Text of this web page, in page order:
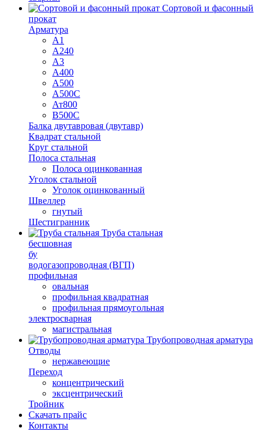
Сортовой и фасонный
прокат
Арматура
А1
А240
А3
А400
А500
А500С
Ат800
В500С
Балка двутавровая (двутавр)
Квадрат стальной
Круг стальной
Полоса стальная
Полоса оцинкованная
Уголок стальной
Уголок оцинкованный
Швеллер
гнутый
Шестигранник
Труба стальная
бесшовная
бу
водогазопроводная (ВГП)
профильная
овальная
профильная квадратная
профильная прямоугольная
электросварная
магистральная
Трубопроводная арматура
Отводы
нержавеющие
Переход
концентрический
эксцентрический
Тройник
Скачать прайс
Контакты